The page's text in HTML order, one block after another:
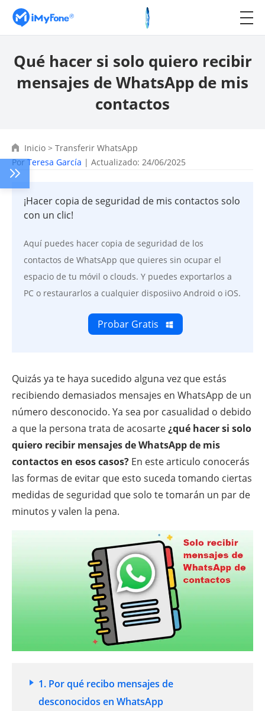
Qué hacer si solo quiero recibir
mensajes de WhatsApp de mis
contactos
Inicio > Transferir WhatsApp
PorTeresa García | Actualizado: 24/06/2025
¡Hacer copia de seguridad de mis contactos solo
con un clic!
Aquí puedes hacer copia de seguridad de los
contactos de WhatsApp que quieres sin ocupar el
espacio de tu móvil o clouds. Y puedes exportarlos a
PC o restaurarlos a cualquier disposiivo Android o iOS.
Probar Gratis
Quizás ya te haya sucedido alguna vez que estás
recibiendo demasiados mensajes en WhatsApp de un
número desconocido. Ya sea por casualidad o debido
a que la persona trata de acosarte¿qué hacer si solo
quiero recibir mensajes de WhatsApp de mis
contactos en esos casos? En este articulo conocerás
las formas de evitar que esto suceda tomando ciertas
medidas de seguridad que solo te tomarán un par de
minutos y valen la pena.
1. Por qué recibo mensajes de
desconocidos en WhatsApp